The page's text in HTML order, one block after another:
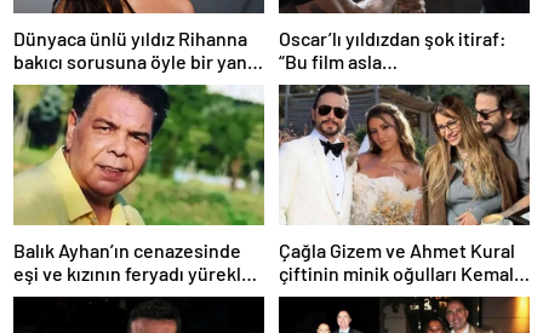
Dünyaca ünlü yıldız Rihanna
bakıcı sorusuna öyle bir yanıt
verdi ki! “35 yıl boyunca…”
Oscar’lı yıldızdan şok itiraf:
“Bu film asla
yayınlanmamalıydı!”
Balık Ayhan’ın cenazesinde
eşi ve kızının feryadı yürekleri
dağladı: “Baba kalk canım
Çağla Gizem ve Ahmet Kural
çiftinin minik oğulları Kemal, 1
yaşına bastı! İşte doğum
gününden kareler!